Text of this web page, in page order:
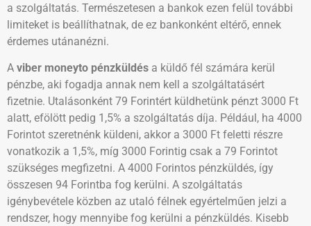
a szolgáltatás. Természetesen a bankok ezen felül további
limiteket is beállíthatnak, de ez bankonként eltérő, ennek
érdemes utánanézni.
A viber moneyto pénzküldés a küldő fél számára kerül
pénzbe, aki fogadja annak nem kell a szolgáltatásért
fizetnie. Utalásonként 79 Forintért küldhetünk pénzt 3000 Ft
alatt, efölött pedig 1,5% a szolgáltatás díja. Például, ha 4000
Forintot szeretnénk küldeni, akkor a 3000 Ft feletti részre
vonatkozik a 1,5%, míg 3000 Forintig csak a 79 Forintot
szükséges megfizetni. A 4000 Forintos pénzküldés, így
összesen 94 Forintba fog kerülni. A szolgáltatás
igénybevétele közben az utaló félnek egyértelműen jelzi a
rendszer, hogy mennyibe fog kerülni a pénzküldés. Kisebb